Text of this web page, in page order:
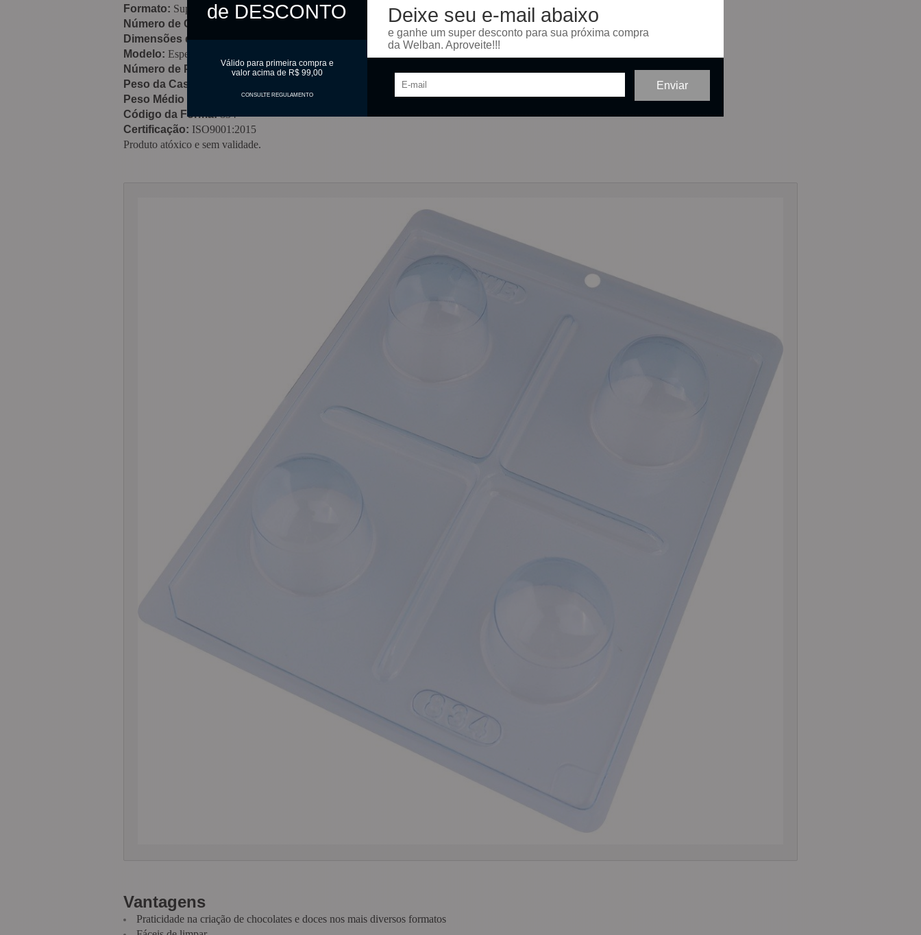
de DESCONTO
Válido para primeira compra e
valor acima de R$ 99,00
CONSULTE REGULAMENTO
Deixe seu e-mail abaixo
e ganhe um super desconto para sua próxima compra
da Welban. Aproveite!!!
Formato:Super Trufa
Número de Cascas:
Dimensões do Formato: 45mm (L) x 39mm (A)
Modelo:Especial
Número de Partes:3 partes (2 partes de acetato e 1 película de silicone)
Peso da Casca:
Peso Médio Final:
58 gramas
Código da Forma:834
Certificação:ISO9001:2015
Produto atóxico e sem validade.
Vantagens
Praticidade na criação de chocolates e doces nos mais diversos formatos